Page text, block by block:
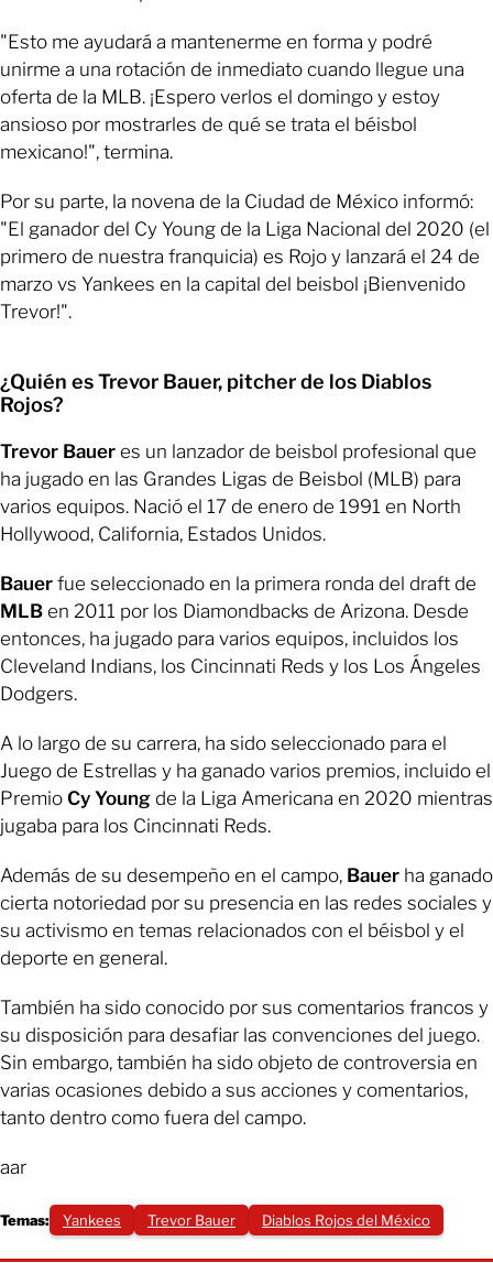
"Esto me ayudará a mantenerme en forma y podré
unirme a una rotación de inmediato cuando llegue una
oferta de la MLB. ¡Espero verlos el domingo y estoy
ansioso por mostrarles de qué se trata el béisbol
mexicano!", termina.
Por su parte, la novena de la Ciudad de México informó:
"El ganador del Cy Young de la Liga Nacional del 2020 (el
primero de nuestra franquicia) es Rojo y lanzará el 24 de
marzo vs Yankees en la capital del beisbol ¡Bienvenido
Trevor!".
¿Quién es Trevor Bauer, pitcher de los Diablos
Rojos?
Trevor Bauer es un lanzador de beisbol profesional que
ha jugado en las Grandes Ligas de Beisbol (MLB) para
varios equipos. Nació el 17 de enero de 1991 en North
Hollywood, California, Estados Unidos.
Bauer fue seleccionado en la primera ronda del draft de
MLB en 2011 por los Diamondbacks de Arizona. Desde
entonces, ha jugado para varios equipos, incluidos los
Cleveland Indians, los Cincinnati Reds y los Los Ángeles
Dodgers.
A lo largo de su carrera, ha sido seleccionado para el
Juego de Estrellas y ha ganado varios premios, incluido el
Premio Cy Young de la Liga Americana en 2020 mientras
jugaba para los Cincinnati Reds.
Además de su desempeño en el campo, Bauer ha ganado
cierta notoriedad por su presencia en las redes sociales y
su activismo en temas relacionados con el béisbol y el
deporte en general.
También ha sido conocido por sus comentarios francos y
su disposición para desafiar las convenciones del juego.
Sin embargo, también ha sido objeto de controversia en
varias ocasiones debido a sus acciones y comentarios,
tanto dentro como fuera del campo.
aar
Temas: Yankees Trevor Bauer Diablos Rojos del México